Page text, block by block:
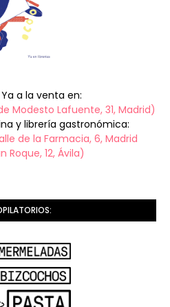
Ya a la venta en:
Modesto Lafuente, 31, Madrid)
y librería gastronómica:
de la Farmacia, 6, Madrid
Roque, 12, Ávila)